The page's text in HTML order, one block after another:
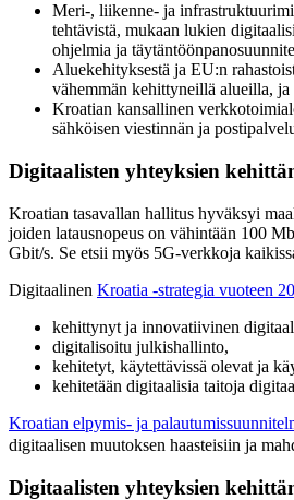
Meri-, liikenne- ja
tehtävistä, mukaan lukien
ohjelmia ja
Aluekehityksestä ja EU:n
vähemmän kehittyneillä alueilla,
Kroatian kansallinen
sähköisen viestinnän ja
Digitaalisten yhteyksien
Kroatian tasavallan hallitus hyväksyi
joiden latausnopeus on vähintään 100
Gbit/s. Se etsii myös 5G-verkkoja
Digitaalinen Kroatia -strategia vuoteen
kehittynyt ja innovatiivinen
digitalisoitu julkishallinto,
kehitetyt, käytettävissä olevat ja
kehitetään digitaalisia taitoja
Kroatian elpymis- ja
digitaalisen muutoksen haasteisiin ja
Digitaalisten yhteyksien